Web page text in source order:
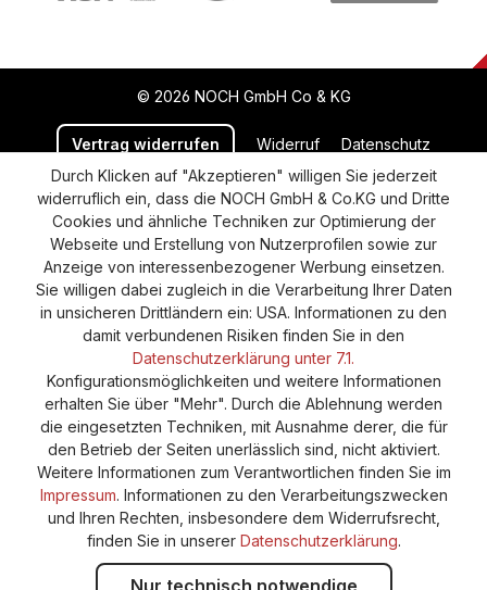
© 2026 NOCH GmbH Co & KG
Vertrag widerrufen Widerruf Datenschutz
Versand und Zahlung AGB
Impressum
Cookie-Einstellungen
Barrierefreiheitserklärung
Durch Klicken auf "Akzeptieren" willigen Sie jederzeit
widerruflich ein, dass die NOCH GmbH & Co.KG und Dritte
Cookies und ähnliche Techniken zur Optimierung der
Webseite und Erstellung von Nutzerprofilen sowie zur
Anzeige von interessenbezogener Werbung einsetzen.
Sie willigen dabei zugleich in die Verarbeitung Ihrer Daten
in unsicheren Drittländern ein: USA. Informationen zu den
damit verbundenen Risiken finden Sie in den
Datenschutzerklärung unter 7.1.
Konfigurationsmöglichkeiten und weitere Informationen
erhalten Sie über "Mehr". Durch die Ablehnung werden
die eingesetzten Techniken, mit Ausnahme derer, die für
den Betrieb der Seiten unerlässlich sind, nicht aktiviert.
Weitere Informationen zum Verantwortlichen finden Sie im
Impressum. Informationen zu den Verarbeitungszwecken
und Ihren Rechten, insbesondere dem Widerrufsrecht,
finden Sie in unserer Datenschutzerklärung.
Nur technisch notwendige